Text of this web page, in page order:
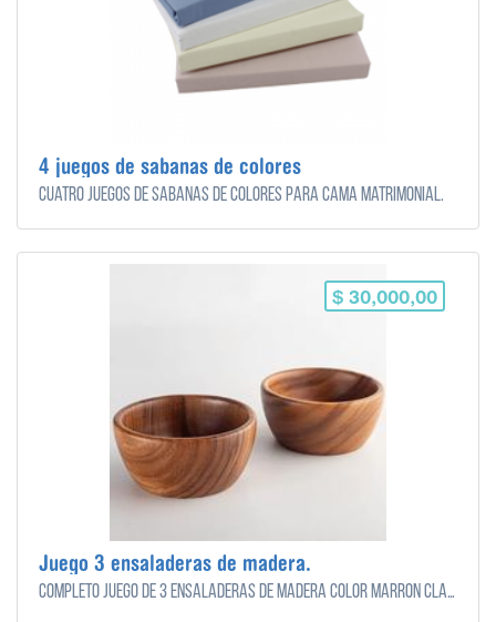
4 juegos de sabanas de colores
Cuatro juegos de sabanas de colores para cama matrimonial.
$ 30,000,00
Juego 3 ensaladeras de madera.
Completo juego de 3 ensaladeras de madera color marrón claro.